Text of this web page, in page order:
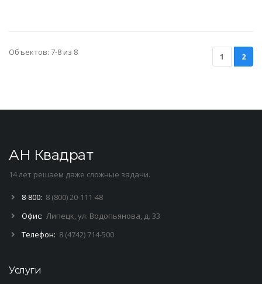
Объектов: 7-8 из 8 1 2
АН Квадрат
14 лет решаем даже сложные задачи.
8-800: 8 (800) 20-111-48
Офис: Липецк, ул. Водопьянова, д. 33
Телефон: 8 (4742) 714-500
Услуги